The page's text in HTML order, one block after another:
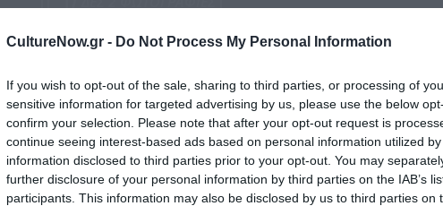
CultureNow.gr - Do Not Process My Personal Information
If you wish to opt-out of the sale, sharing to third parties, or processing of
sensitive information for targeted advertising by us, please use the below
confirm your selection. Please note that after your opt-out request is
continue seeing interest-based ads based on personal information utilized
information disclosed to third parties prior to your opt-out. You may
further disclosure of your personal information by third parties on the IAB’s
participants. This information may also be disclosed by us to third parties on
Τοποθεσία:
Ζώγια - Βιβλίο,τσάι και συμπάθεια,
Ζώγια